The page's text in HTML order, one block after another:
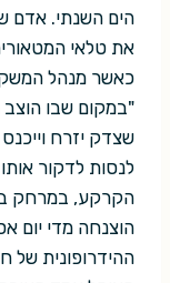
הים השנתי. אדם
את טלאי
כאשר מנהל
"במקום שבו
שצדק יזרח
לנסות לדקור
הקרקע, במרחק
הוצנחה מדי
ההידרופונית של